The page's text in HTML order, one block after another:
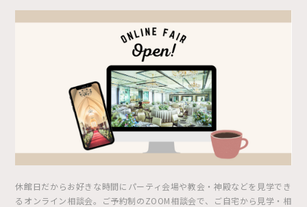
休館日だからお好きな時間にパーティ会場や教会・神殿などを見学でき
るオンライン相談会。ご予約制のZOOM相談会で、ご自宅から見学・相